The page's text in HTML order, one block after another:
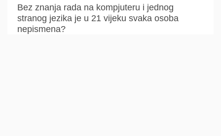
Bez znanja rada na kompjuteru i jednog
stranog jezika je u 21 vijeku svaka osoba
nepismena?